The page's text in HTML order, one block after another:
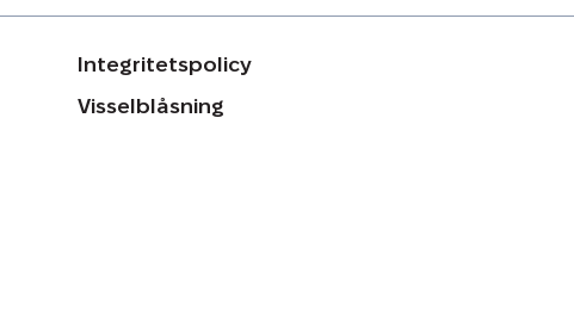
Integritetspolicy
Visselblåsning